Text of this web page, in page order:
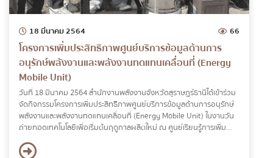
18 มีนาคม 2564 66
โครงการเพิ่มประสิทธิภาพศูนย์บริการข้อมูลด้านการ
อนุรักษ์พลังงานและพลังงานทดแทนเคลื่อนที่ (Energy
Mobile Unit)
วันที่ 18 มีนาคม 2564 สำนักงานพลังงานจังหวัดสุราษฎร์ธานีได้เข้าร่วม
จัดกิจกรรมโครงการเพิ่มประสิทธิภาพศูนย์บริการข้อมูลด้านการอนุรักษ์
พลังงานและพลังงานทดแทนเคลื่อนที่ (Energy Mobile Unit) ในงานวัน
ถ่ายทอดเทคโนโลยีเพื่อเริ่มต้นฤดูกาลผลิตใหม่ ณ ศูนย์เรียนรู้การเพิ่ม
ประสิทธิภาพการผลิตสินค้าเกษตร ตำบลคลองน้อย อำเภอเมือง จังหวัด
สุราษฎร์ธานี